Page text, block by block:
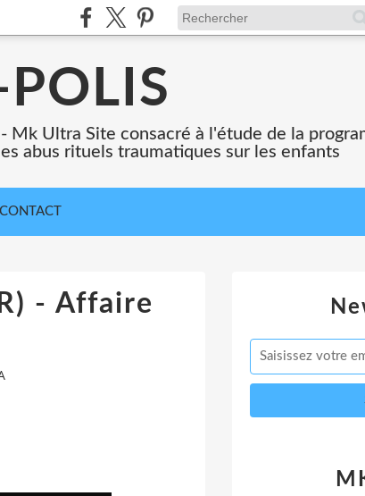
Ultra Site consacré à l'étude de la
abus rituels traumatiques sur les enfants
CONTACT
- Affaire